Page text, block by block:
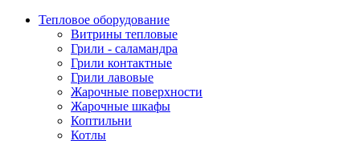
Тепловое оборудование
Витрины тепловые
Грили - саламандра
Грили контактные
Грили лавовые
Жарочные поверхности
Жарочные шкафы
Коптильни
Котлы